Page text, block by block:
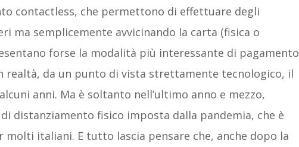
contactless, che permettono di effettuare degli
ma semplicemente avvicinando la carta (fisica o
forse la modalità più interessante di pagamento
realtà, da un punto di vista strettamente tecnologico, il
anni. Ma è soltanto nell’ultimo anno e mezzo,
distanziamento fisico imposta dalla pandemia, che è
molti italiani. E tutto lascia pensare che, anche dopo la